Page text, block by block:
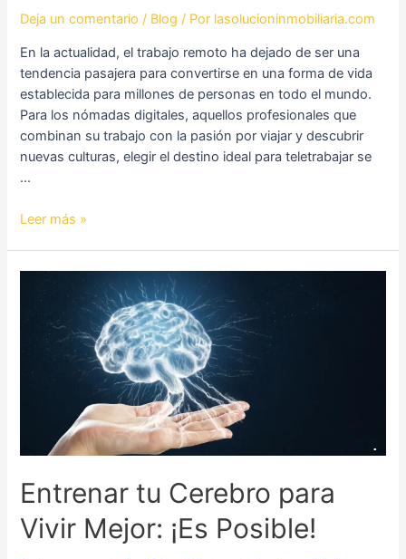
Deja un comentario / Blog / Por lasolucioninmobiliaria.com
En la actualidad, el trabajo remoto ha dejado de ser una
tendencia pasajera para convertirse en una forma de vida
establecida para millones de personas en todo el mundo.
Para los nómadas digitales, aquellos profesionales que
combinan su trabajo con la pasión por viajar y descubrir
nuevas culturas, elegir el destino ideal para teletrabajar se
…
del
para
Teletrabajar
Leer más »
Entrenar tu Cerebro para
Vivir Mejor: ¡Es Posible!
Entrenar
Cerebro